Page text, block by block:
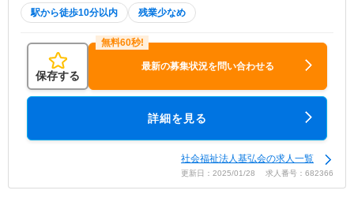
駅から徒歩10分以内 残業少なめ
保存する
最新の募集状況を問い合わせる
詳細を見る
社会福祉法人基弘会の求人一覧
更新日：2025/01/28 求人番号：682366